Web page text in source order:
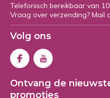
Telefonisch bereikbaar van
Vraag over verzending? Mail
Volg ons
Ontvang de
promoties